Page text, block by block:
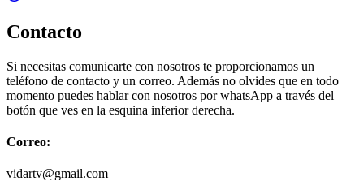
Contacto
Si necesitas comunicarte con nosotros te proporcionamos un
teléfono de contacto y un correo. Además no olvides que en todo
momento puedes hablar con nosotros por whatsApp a través del
botón que ves en la esquina inferior derecha.
Correo:
vidartv@gmail.com